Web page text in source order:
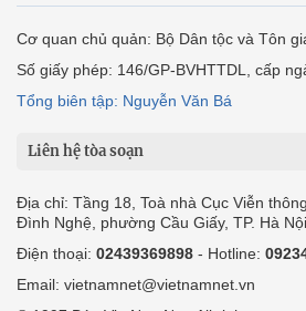
Cơ quan chủ quản: Bộ Dân tộc và Tôn
Số giấy phép: 146/GP-BVHTTDL, cấp
Tổng biên tập: Nguyễn Văn Bá
Liên hệ tòa soạn
Địa chỉ: Tầng 18, Toà nhà Cục Viễn
Đình Nghệ, phường Cầu Giấy, TP. Hà Nội.
Điện thoại: 02439369898 - Hotline:
Email: vietnamnet@vietnamnet.vn